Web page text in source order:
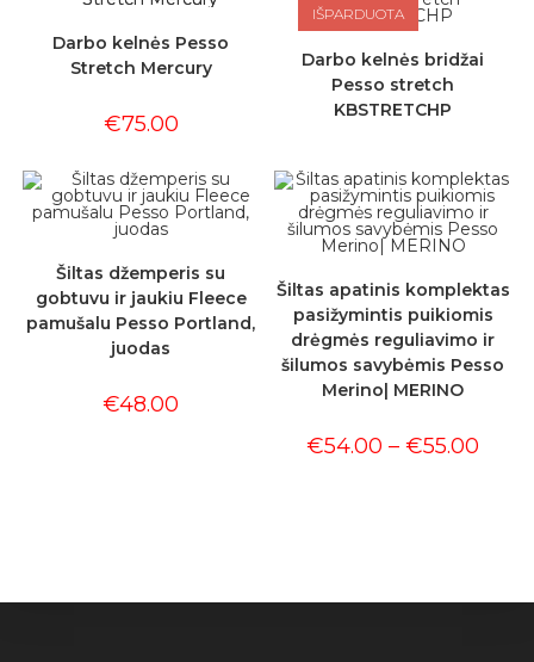
Darbo kelnės Pesso
Stretch Mercury
€75.00
IŠPARDUOTA
Darbo kelnės bridžai
Pesso stretch
KBSTRETCHP
Šiltas džemperis su
gobtuvu ir jaukiu Fleece
pamušalu Pesso Portland,
juodas
€48.00
Šiltas apatinis komplektas
pasižymintis puikiomis
drėgmės reguliavimo ir
šilumos savybėmis Pesso
Merino| MERINO
€54.00 –€55.00